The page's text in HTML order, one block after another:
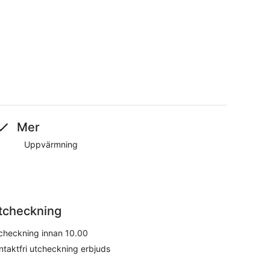
Mer
Uppvärmning
innan 10.00
utcheckning erbjuds